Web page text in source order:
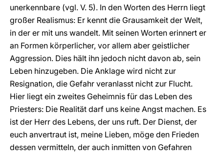
unerkennbare (vgl. V. 5). In den Worten des Herrn liegt
großer Realismus: Er kennt die Grausamkeit der Welt,
in der er mit uns wandelt. Mit seinen Worten erinnert er
an Formen körperlicher, vor allem aber geistlicher
Aggression. Dies hält ihn jedoch nicht davon ab, sein
Leben hinzugeben. Die Anklage wird nicht zur
Resignation, die Gefahr veranlasst nicht zur Flucht.
Hier liegt ein zweites Geheimnis für das Leben des
Priesters: Die Realität darf uns keine Angst machen. Es
ist der Herr des Lebens, der uns ruft. Der Dienst, der
euch anvertraut ist, meine Lieben, möge den Frieden
dessen vermitteln, der auch inmitten von Gefahren